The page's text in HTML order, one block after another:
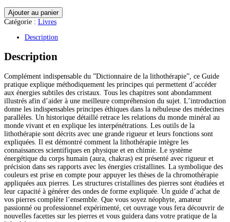
quantité
de
Guide
pratique
la
lithothérapie
Ajouter au panier
Catégorie : Livres
Description
Description
Complément indispensable du ”Dictionnaire de la lithothérapie”, ce Guide
pratique explique méthodiquement les principes qui permettent d’accéder
aux énergies subtiles des cristaux. Tous les chapitres sont abondamment
illustrés afin d’aider à une meilleure compréhension du sujet. L’introduction
donne les indispensables principes éthiques dans la nébuleuse des médecines
parallèles. Un historique détaillé retrace les relations du monde minéral au
monde vivant et en explique les interpénétrations. Les outils de la
lithothérapie sont décrits avec une grande rigueur et leurs fonctions sont
expliquées. Il est démontré comment la lithothérapie intègre les
connaissances scientifiques en physique et en chimie. Le système
énergétique du corps humain (aura, chakras) est présenté avec rigueur et
précision dans ses rapports avec les énergies cristallines. La symbolique des
couleurs est prise en compte pour appuyer les thèses de la chromothérapie
appliquées aux pierres. Les structures cristallines des pierres sont étudiées et
leur capacité à générer des ondes de forme expliquée. Un guide d’achat de
vos pierres complète l’ensemble. Que vous soyez néophyte, amateur
passionné ou professionnel expérimenté, cet ouvrage vous fera découvrir de
nouvelles facettes sur les pierres et vous guidera dans votre pratique de la